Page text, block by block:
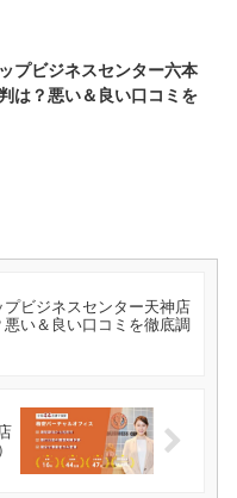
プビジネスセンター六本
は？悪い＆良い口コミを
プビジネスセンター天神店
悪い＆良い口コミを徹底調